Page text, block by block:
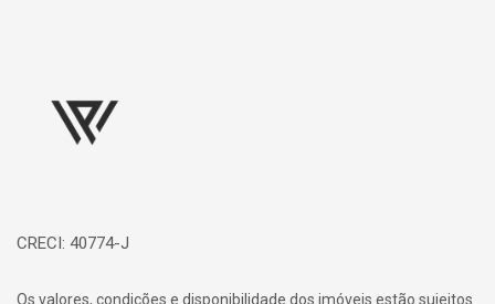
CRECI: 40774-J
Os valores, condições e disponibilidade dos imóveis estão sujeitos